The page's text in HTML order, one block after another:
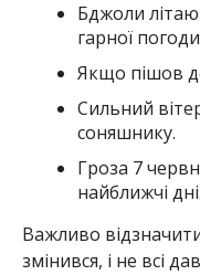
Бджоли
гарної
Якщо пішов
Сильний
соняшнику.
Гроза 7
найближчі дні.
Важливо
змінився, і не всі